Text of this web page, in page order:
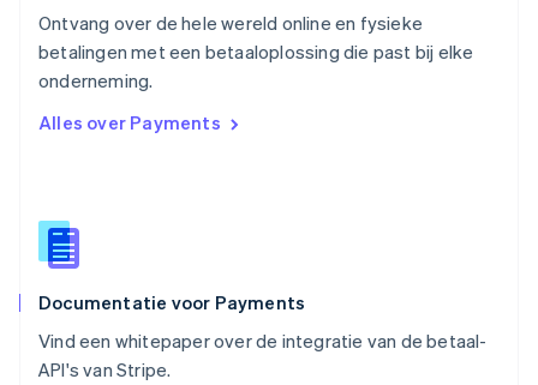
Ontvang over de hele wereld online en fysieke
betalingen met een betaaloplossing die past bij elke
onderneming.
Alles over Payments
Documentatie voor Payments
Vind een whitepaper over de integratie van de betaal-
API's van Stripe.
English
Singapore
English简体中文
EnglishItaliano
Español
Thailand
Tsjechië
Vasteland van China
简体中文English